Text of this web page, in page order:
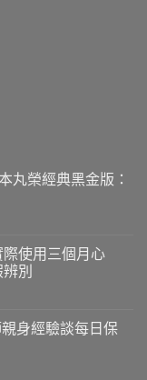
丸榮經典黑金版：
使用三個月心
別
身經驗談每日保